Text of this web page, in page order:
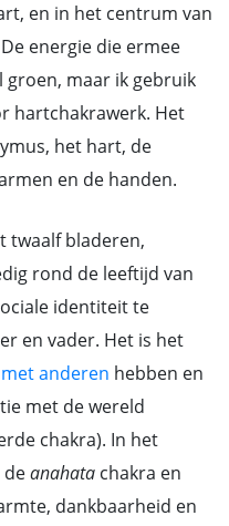
en in het centrum van
energie die ermee
groen, maar ik gebruik
hartchakrawerk. Het
het hart, de
en de handen.
twaalf bladeren,
rond de leeftijd van
identiteit te
en vader. Het is het
anderen hebben en
met de wereld
chakra). In het
deanahata chakra en
dankbaarheid en